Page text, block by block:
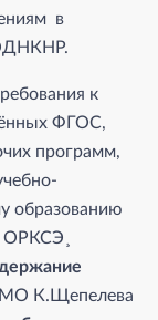
в
к
ФГОС,
программ,
образованию
ОРКСЭ¸
К.Щепелева